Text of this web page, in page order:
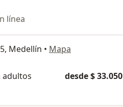
línea
Medellín • Mapa
adultos desde $ 33.050